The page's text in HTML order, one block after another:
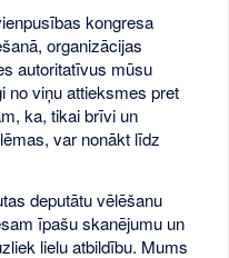
kongresa
organizācijas
autoritatīvus mūsu
no viņu attieksmes pret
ka, tikai brīvi un
var nonākt līdz
deputātu vēlēšanu
īpašu skanējumu un
lielu atbildību. Mums